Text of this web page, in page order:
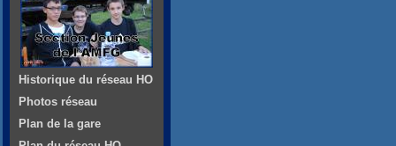
Historique du réseau HO
Photos réseau
Plan de la gare